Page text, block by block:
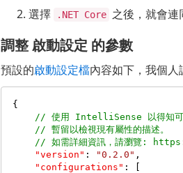
選擇
.NET Core 之後，就會連
調整啟動設定 的參數
預設的啟動設定檔內容如下，我個人
{
// 使用 IntelliSense 以得知可
// 暫留以檢視現有屬性的描述。
// 如需詳細資訊，請瀏覽:
"version" : "0.2.0" ,
"configurations" :